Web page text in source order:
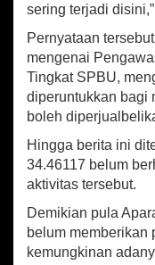
d
a
n
D
i
p
a
o
k
K
e
P
O
M
sering terjadi
Pernyataan
mengenai
Tingkat SPBU,
diperuntukkan bagi
boleh
Hingga berita ini
34.46117 belum
aktivitas tersebut.
Demikian pula
belum memberikan
kemungkinan